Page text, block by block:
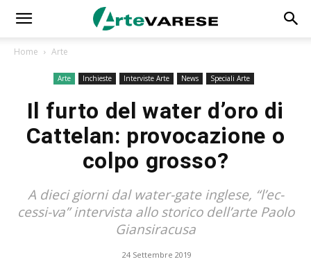
Home Arte
Arte Inchieste Interviste Arte News Speciali Arte
Il furto del water d’oro di
Cattelan: provocazione o
colpo grosso?
A dieci giorni dal water-gate inglese, “l’ec-
cessi-va” intervista allo storico dell’arte Paolo
Giansiracusa
24 Settembre 2019